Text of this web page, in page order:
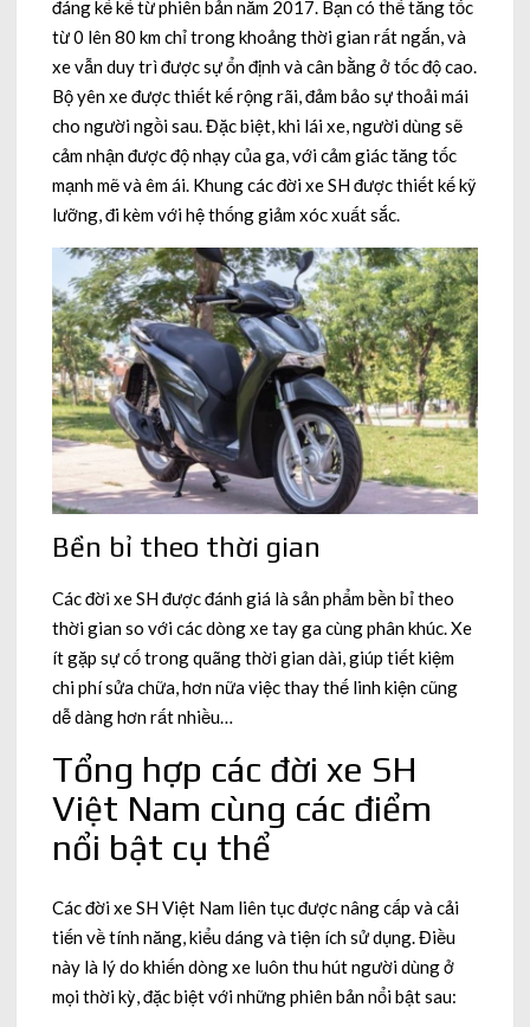
đáng kể kể từ phiên bản năm 2017. Bạn có thể tăng tốc
từ 0 lên 80 km chỉ trong khoảng thời gian rất ngắn, và
xe vẫn duy trì được sự ổn định và cân bằng ở tốc độ cao.
Bộ yên xe được thiết kế rộng rãi, đảm bảo sự thoải mái
cho người ngồi sau. Đặc biệt, khi lái xe, người dùng sẽ
cảm nhận được độ nhạy của ga, với cảm giác tăng tốc
mạnh mẽ và êm ái. Khung các đời xe SH được thiết kế kỹ
lưỡng, đi kèm với hệ thống giảm xóc xuất sắc.
Bền bỉ theo thời gian
Các đời xe SH được đánh giá là sản phẩm bền bỉ theo
thời gian so với các dòng xe tay ga cùng phân khúc. Xe
ít gặp sự cố trong quãng thời gian dài, giúp tiết kiệm
chi phí sửa chữa, hơn nữa việc thay thế linh kiện cũng
dễ dàng hơn rất nhiều…
Tổng hợp các đời xe SH
Việt Nam cùng các điểm
nổi bật cụ thể
Các đời xe SH Việt Nam liên tục được nâng cấp và cải
tiến về tính năng, kiểu dáng và tiện ích sử dụng. Điều
này là lý do khiến dòng xe luôn thu hút người dùng ở
mọi thời kỳ, đặc biệt với những phiên bản nổi bật sau: